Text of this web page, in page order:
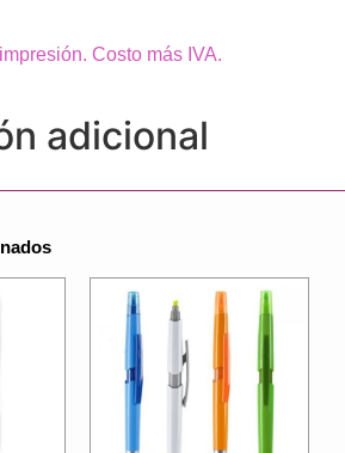
Costo más IVA.
adicional